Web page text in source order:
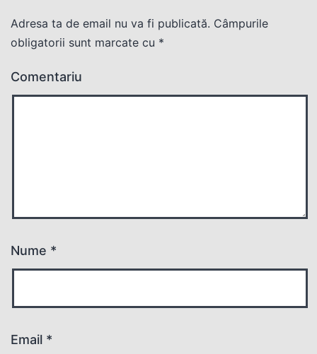
Adresa ta de email nu va fi publicată. Câmpurile
obligatorii sunt marcate cu *
Comentariu
Nume *
Email *